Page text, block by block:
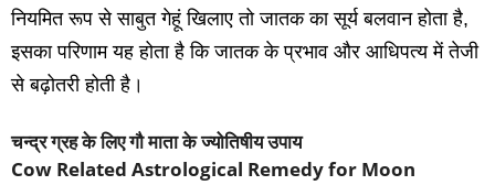
नियमित रूप से साबुत गेहूं खिलाए तो जातक का सूर्य बलवान होता है,
इसका परिणाम यह होता है कि जातक के प्रभाव और आधिपत्‍य में तेजी
से बढ़ोतरी होती है।
चन्द्र ग्रह के लिए गौ माता के ज्योतिषीय उपाय
Cow Related Astrological Remedy for Moon